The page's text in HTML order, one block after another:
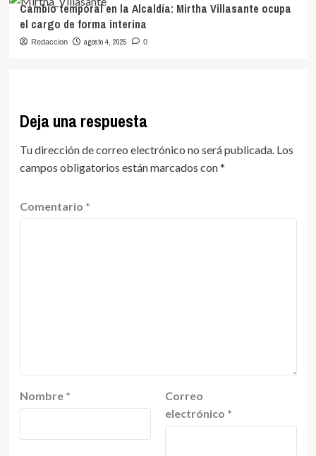
Cambio temporal en la Alcaldía: Mirtha Villasante ocupa
el cargo de forma interina
Redaccion agosto 4, 2025 0
Deja una respuesta
Tu dirección de correo electrónico no será publicada. Los
campos obligatorios están marcados con*
Comentario *
Nombre *
Correo
electrónico *